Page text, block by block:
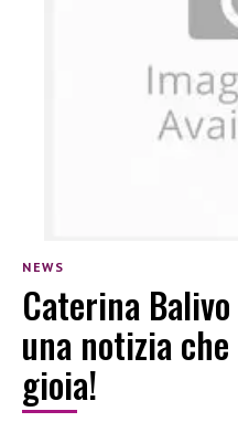
NEWS
Caterina
una notizia
gioia!